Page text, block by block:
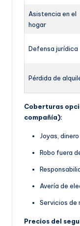
Asistencia en el
hogar
Defensa jurídica
Pérdida de
Coberturas
compañía):
Joyas,
Robo fuera
Avería de
Servicios de
Precios del